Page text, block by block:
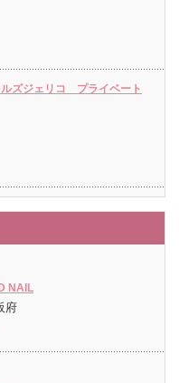
ズジェリコ プライベート
NAIL
府